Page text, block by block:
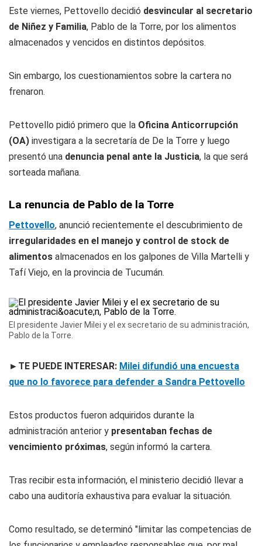
Este viernes, Pettovello decidió desvincular al secretario
de Niñez y Familia, Pablo de la Torre, por los alimentos
almacenados y vencidos en distintos depósitos.
Sin embargo, los cuestionamientos sobre la cartera no
frenaron.
Pettovello pidió primero que la Oficina Anticorrupción
(OA) investigara a la secretaría de De la Torre y luego
presentó una denuncia penal ante la Justicia, la que será
sorteada mañana.
La renuncia de Pablo de la Torre
Pettovello, anunció recientemente el descubrimiento de
irregularidades en el manejo y control de stock de
alimentos almacenados en los galpones de Villa Martelli y
Tafí Viejo, en la provincia de Tucumán.
El presidente Javier Milei y el ex secretario de su administración,
Pablo de la Torre.
►TE PUEDE INTERESAR: Milei difundió una encuesta
que no lo favorece para defender a Sandra Pettovello
Estos productos fueron adquiridos durante la
administración anterior y presentaban fechas de
vencimiento próximas, según informó la cartera.
Tras recibir esta información, el ministerio decidió llevar a
cabo una auditoría exhaustiva para evaluar la situación.
Como resultado, se determinó "limitar las competencias de